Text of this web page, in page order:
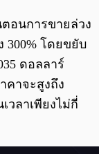
อนการขายล่วง
300% โดยขยับ
ดอลลาร์
คาจะสูงถึง
วลาเพียงไม่กี่